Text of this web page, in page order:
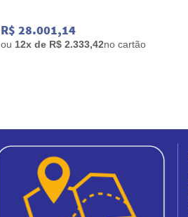
R$ 28.001,14
ou 12x de R$ 2.333,42no cartão